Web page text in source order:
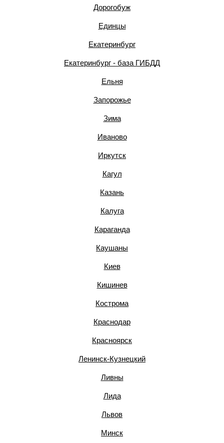
Дорогобуж
Единцы
Екатеринбург
Екатеринбург - база ГИБДД
Ельня
Запорожье
Зима
Иваново
Иркутск
Кагул
Казань
Калуга
Караганда
Каушаны
Киев
Кишинев
Кострома
Краснодар
Красноярск
Ленинск-Кузнецкий
Ливны
Лида
Львов
Минск